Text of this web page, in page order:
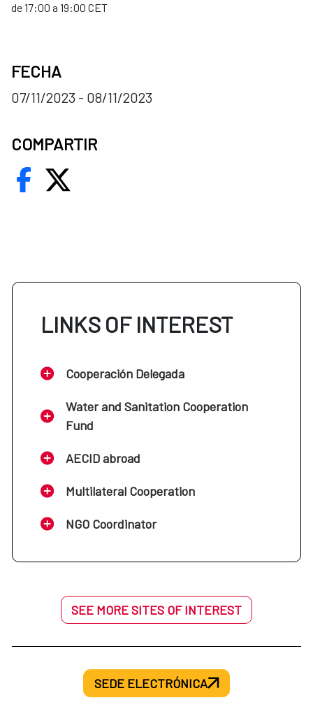
de 17:00 a 19:00 CET
FECHA
07/11/2023 - 08/11/2023
COMPARTIR
LINKS OF INTEREST
Cooperación Delegada
Water and Sanitation Cooperation
Fund
AECID abroad
Multilateral Cooperation
NGO Coordinator
SEE MORE SITES OF INTEREST
SEDE ELECTRÓNICA